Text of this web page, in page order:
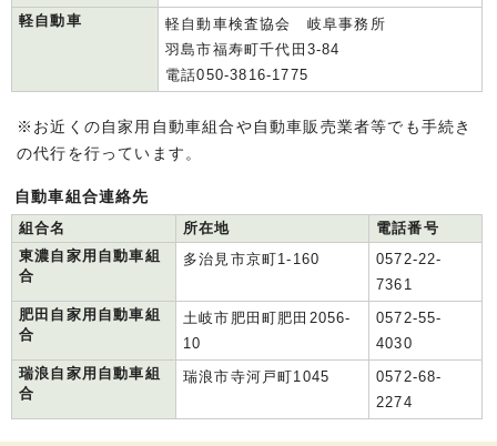
軽自動車
軽自動車検査協会 岐阜事務所
羽島市福寿町千代田3-84
電話050-3816-1775
※お近くの自家用自動車組合や自動車販売業者等でも手続き
の代行を行っています。
自動車組合連絡先
組合名
所在地
電話番号
東濃自家用自動車組
合
多治見市京町1-160
0572-22-
7361
肥田自家用自動車組
合
土岐市肥田町肥田2056-
10
0572-55-
4030
瑞浪自家用自動車組
合
瑞浪市寺河戸町1045
0572-68-
2274